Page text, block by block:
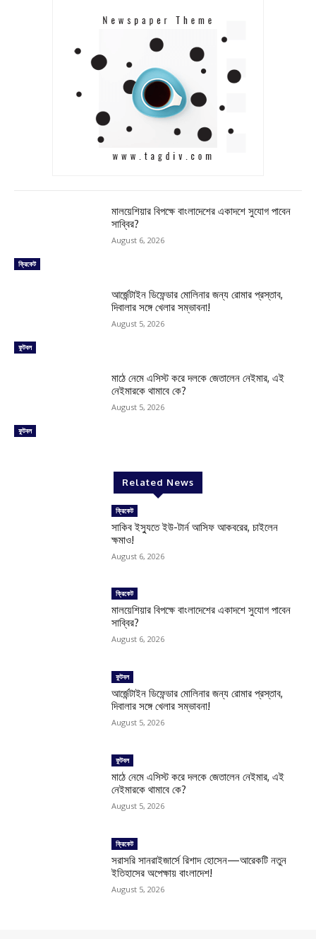
ক্রিকেট
মালয়েশিয়ার বিপক্ষে বাংলাদেশের একাদশে সুযোগ পাবেন
সাব্বির?
August 6, 2026
ফুটবল
আর্জেন্টাইন ডিফেন্ডার মোলিনার জন্য রোমার প্রস্তাব,
দিবালার সঙ্গে খেলার সম্ভাবনা!
August 5, 2026
ফুটবল
মাঠে নেমে এসিস্ট করে দলকে জেতালেন নেইমার, এই
নেইমারকে থামাবে কে?
August 5, 2026
Related News
ক্রিকেট
সাকিব ইস্যুতে ইউ-টার্ন আসিফ আকবরের, চাইলেন
ক্ষমাও!
August 6, 2026
ক্রিকেট
মালয়েশিয়ার বিপক্ষে বাংলাদেশের একাদশে সুযোগ পাবেন
সাব্বির?
August 6, 2026
ফুটবল
আর্জেন্টাইন ডিফেন্ডার মোলিনার জন্য রোমার প্রস্তাব,
দিবালার সঙ্গে খেলার সম্ভাবনা!
August 5, 2026
ফুটবল
মাঠে নেমে এসিস্ট করে দলকে জেতালেন নেইমার, এই
নেইমারকে থামাবে কে?
August 5, 2026
ক্রিকেট
সরাসরি সানরাইজার্সে রিশাদ হোসেন—আরেকটি নতুন
ইতিহাসের অপেক্ষায় বাংলাদেশ!
August 5, 2026